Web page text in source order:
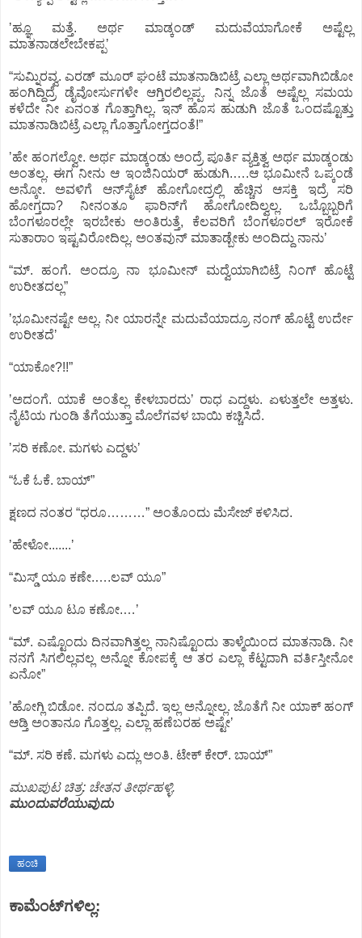
ʼಹ್ಞೂ ಮತ್ತೆ. ಅರ್ಥ ಮಾಡ್ಕಂಡ್‌ ಮದುವೆಯಾಗೋಕೆ ಅಷ್ಟೆಲ್ಲ
ಮಾತನಾಡಲೇಬೇಕಪ್ಪʼ
“ಸುಮ್ನಿರವ್ವ. ಎರಡ್‌ ಮೂರ್‌ ಘಂಟೆ ಮಾತನಾಡಿಬಿಟ್ರೆ ಎಲ್ಲಾ ಅರ್ಥವಾಗಿಬಿಡೋ
ಹಂಗಿದ್ದಿದ್ರೆ ಡೈವೋರ್ಸುಗಳೇ ಆಗ್ತಿರಲಿಲ್ಲಪ್ಪ. ನಿನ್ನ ಜೊತೆ ಅಷ್ಟೆಲ್ಲ ಸಮಯ
ಕಳೆದೇ ನೀ ಏನಂತ ಗೊತ್ತಾಗಿಲ್ಲ. ಇನ್‌ ಹೊಸ ಹುಡುಗಿ ಜೊತೆ ಒಂದಷ್ಟೊತ್ತು
ಮಾತನಾಡಿಬಿಟ್ರೆ ಎಲ್ಲಾ ಗೊತ್ತಾಗೋಗ್ತದಂತೆ!”
ʼಹೇ ಹಂಗಲ್ವೋ. ಅರ್ಥ ಮಾಡ್ಕಂಡು ಅಂದ್ರೆ ಪೂರ್ತಿ ವ್ಯಕ್ತಿತ್ವ ಅರ್ಥ ಮಾಡ್ಕಂಡು
ಅಂತಲ್ಲ. ಈಗ ನೀನು ಆ ಇಂಜಿನಿಯರ್‌ ಹುಡುಗಿ.….ಆ ಭೂಮೀನೆ ಒಪ್ಕಂಡೆ
ಅನ್ಕೋ. ಅವಳಿಗೆ ಆನ್‌ಸೈಟ್‌ ಹೋಗೋದ್ರಲ್ಲಿ ಹೆಚ್ಚಿನ ಆಸಕ್ತಿ ಇದ್ರೆ ಸರಿ
ಹೋಗ್ತದಾ? ನೀನಂತೂ ಫಾರಿನ್‌ಗೆ ಹೋಗೋದಿಲ್ವಲ್ಲ. ಒಬ್ಬೊಬ್ಬರಿಗೆ
ಬೆಂಗಳೂರಲ್ಲೇ ಇರಬೇಕು ಅಂತಿರುತ್ತೆ, ಕೆಲವರಿಗೆ ಬೆಂಗಳೂರಲ್‌ ಇರೋಕೆ
ಸುತಾರಾಂ ಇಷ್ಟವಿರೋದಿಲ್ಲ. ಅಂತವುನ್‌ ಮಾತಾಡ್ಬೇಕು ಅಂದಿದ್ದು ನಾನುʼ
“ಮ್.‌ ಹಂಗೆ. ಅಂದ್ರೂ ನಾ ಭೂಮೀನ್‌ ಮದ್ವೆಯಾಗಿಬಿಟ್ರೆ ನಿಂಗ್‌ ಹೊಟ್ಟೆ
ಉರೀತದಲ್ಲ”
ʼಭೂಮೀನಷ್ಟೇ ಅಲ್ಲ. ನೀ ಯಾರನ್ನೇ ಮದುವೆಯಾದ್ರೂ ನಂಗ್‌ ಹೊಟ್ಟೆ ಉರ್ದೇ
ಉರೀತದೆʼ
“ಯಾಕೋ?!!”
ʼಅದಂಗೆ. ಯಾಕೆ ಅಂತೆಲ್ಲ ಕೇಳಬಾರದುʼ ರಾಧ ಎದ್ದಳು. ಏಳುತ್ತಲೇ ಅತ್ತಳು.
ನೈಟಿಯ ಗುಂಡಿ ತೆಗೆಯುತ್ತಾ ಮೊಲೆಗವಳ ಬಾಯಿ ಕಚ್ಚಿಸಿದೆ.
ʼಸರಿ ಕಣೋ. ಮಗಳು ಎದ್ದಳುʼ
“ಓಕೆ ಓಕೆ. ಬಾಯ್”‌
ಕ್ಷಣದ ನಂತರ “ಧರೂ………” ಅಂತೊಂದು ಮೆಸೇಜ್‌ ಕಳಿಸಿದ.
ʼಹೇಳೋ.......ʼ
“ಮಿಸ್ಡ್‌ ಯೂ ಕಣೇ.….ಲವ್‌ ಯೂ”
ʼಲವ್‌ ಯೂ ಟೂ ಕಣೋ.…ʼ
“ಮ್.‌ ಎಷ್ಟೊಂದು ದಿನವಾಗಿತ್ತಲ್ಲ ನಾನಿಷ್ಟೊಂದು ತಾಳ್ಮೆಯಿಂದ ಮಾತನಾಡಿ. ನೀ
ನನಗೆ ಸಿಗಲಿಲ್ಲವಲ್ಲ ಅನ್ನೋ ಕೋಪಕ್ಕೆ ಆ ತರ ಎಲ್ಲಾ ಕೆಟ್ಟದಾಗಿ ವರ್ತಿಸ್ತೀನೋ
ಏನೋ”
ʼಹೋಗ್ಲಿ ಬಿಡೋ. ನಂದೂ ತಪ್ಪಿದೆ. ಇಲ್ಲ ಅನ್ನೋಲ್ಲ. ಜೊತೆಗೆ ನೀ ಯಾಕ್‌ ಹಂಗ್‌
ಆಡ್ತಿ ಅಂತಾನೂ ಗೊತ್ತಲ್ಲ. ಎಲ್ಲಾ ಹಣೆಬರಹ ಅಷ್ಟೇʼ
“ಮ್.‌ ಸರಿ ಕಣೆ. ಮಗಳು ಎದ್ಲು ಅಂತಿ. ಟೇಕ್‌ ಕೇರ್.‌ ಬಾಯ್”
ಮುಖಪುಟ ಚಿತ್ರ: ಚೇತನ ತೀರ್ಥಹಳ್ಳಿ.
ಮುಂದುವರೆಯುವುದು
ಹಂಚಿ
ಕಾಮೆಂಟ್‌ಗಳಿಲ್ಲ: